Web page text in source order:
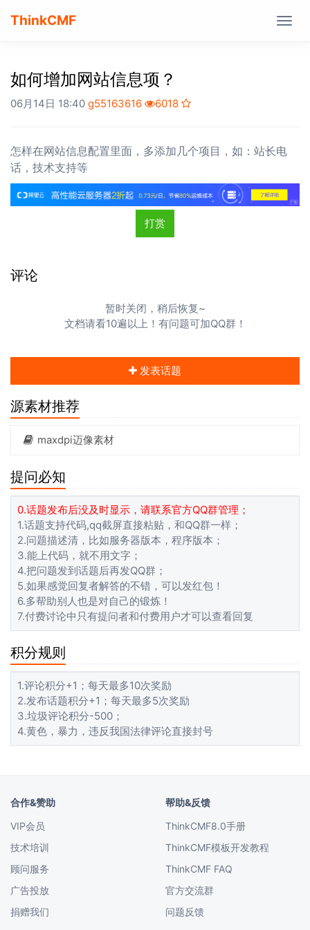
ThinkCMF
如何增加网站信息项？
06月14日 18:40 g55163616 6018
怎样在网站信息配置里面，多添加几个项目，如：站长电
话，技术支持等
打赏
评论
暂时关闭，稍后恢复~
文档请看10遍以上！有问题可加QQ群！
发表话题
源素材推荐
maxdpi迈像素材
提问必知
0.话题发布后没及时显示，请联系官方QQ群管理；
1.话题支持代码,qq截屏直接粘贴，和QQ群一样；
2.问题描述清，比如服务器版本，程序版本；
3.能上代码，就不用文字；
4.把问题发到话题后再发QQ群；
5.如果感觉回复者解答的不错，可以发红包！
6.多帮助别人也是对自己的锻炼！
7.付费讨论中只有提问者和付费用户才可以查看回复
积分规则
1.评论积分+1；每天最多10次奖励
2.发布话题积分+1；每天最多5次奖励
3.垃圾评论积分-500；
4.黄色，暴力，违反我国法律评论直接封号
合作&赞助
VIP会员
技术培训
顾问服务
广告投放
捐赠我们
帮助&反馈
ThinkCMF8.0手册
ThinkCMF模板开发教程
ThinkCMF FAQ
官方交流群
问题反馈